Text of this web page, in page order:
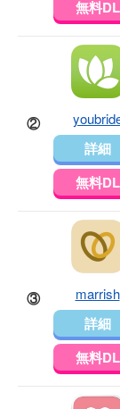
無料DL
②
詳細
無料DL
③ marrish
詳細
無料DL